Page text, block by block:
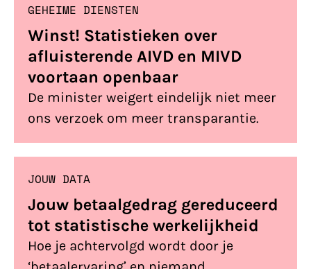
GEHEIME DIENSTEN
Winst! Statistieken over
afluisterende AIVD en MIVD
voortaan openbaar
De minister weigert eindelijk niet meer
ons verzoek om meer transparantie.
JOUW DATA
Jouw betaalgedrag gereduceerd
tot statistische werkelijkheid
Hoe je achtervolgd wordt door je